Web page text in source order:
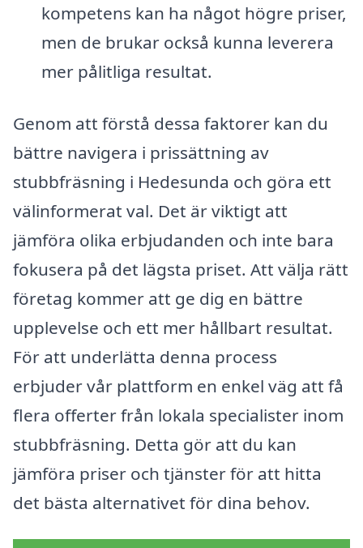
kompetens kan ha något högre priser,
men de brukar också kunna leverera
mer pålitliga resultat.
Genom att förstå dessa faktorer kan du
bättre navigera i prissättning av
stubbfräsning i Hedesunda och göra ett
välinformerat val. Det är viktigt att
jämföra olika erbjudanden och inte bara
fokusera på det lägsta priset. Att välja rätt
företag kommer att ge dig en bättre
upplevelse och ett mer hållbart resultat.
För att underlätta denna process
erbjuder vår plattform en enkel väg att få
flera offerter från lokala specialister inom
stubbfräsning. Detta gör att du kan
jämföra priser och tjänster för att hitta
det bästa alternativet för dina behov.